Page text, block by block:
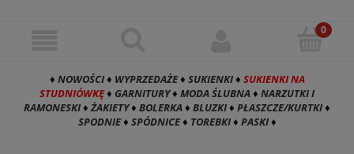
♦ NOWOŚCI♦ WYPRZEDAŻE♦ SUKIENKI♦ SUKIENKI NA
STUDNIÓWKĘ♦ GARNITURY♦ MODA ŚLUBNA♦ NARZUTKI I
RAMONESKI♦ŻAKIETY♦ BOLERKA♦ BLUZKI♦ PŁASZCZE/KURTKI♦
SPODNIE♦ SPÓDNICE♦ TOREBKI♦ PASKI♦